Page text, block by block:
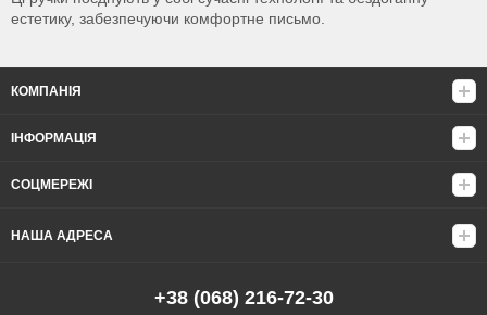
естетику, забезпечуючи комфортне письмо.
КОМПАНІЯ
ІНФОРМАЦІЯ
СОЦМЕРЕЖІ
НАША АДРЕСА
+38 (068) 216-72-30